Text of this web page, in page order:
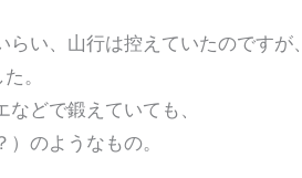
い、山行は控えていたのですが、
。
どで鍛えていても、
のようなもの。